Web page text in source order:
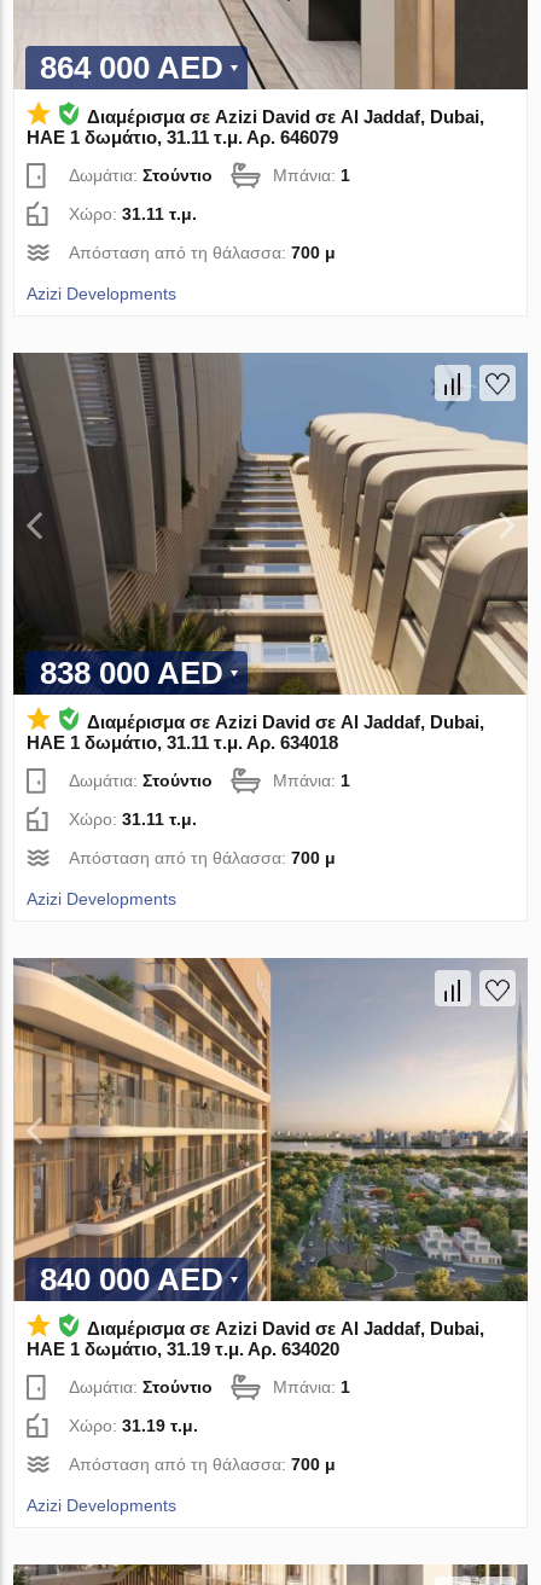
864 000 AED
Διαμέρισμα σε Azizi David σε Al Jaddaf, Dubai,
ΗΑΕ 1 δωμάτιο, 31.11 τ.μ. Αρ. 646079
Δωμάτια:Στούντιο Μπάνια: 1
Χώρο:31.11 τ.μ.
Απόσταση από τη θάλασσα:700 μ
Azizi Developments
838 000 AED
Διαμέρισμα σε Azizi David σε Al Jaddaf, Dubai,
ΗΑΕ 1 δωμάτιο, 31.11 τ.μ. Αρ. 634018
Δωμάτια:Στούντιο Μπάνια:1
Χώρο:31.11 τ.μ.
Απόσταση από τη θάλασσα:700 μ
Azizi Developments
840 000 AED
Διαμέρισμα σε Azizi David σε Al Jaddaf, Dubai,
ΗΑΕ 1 δωμάτιο, 31.19 τ.μ. Αρ. 634020
Δωμάτια:Στούντιο Μπάνια: 1
Χώρο:31.19 τ.μ.
Απόσταση από τη θάλασσα:700 μ
Azizi Developments